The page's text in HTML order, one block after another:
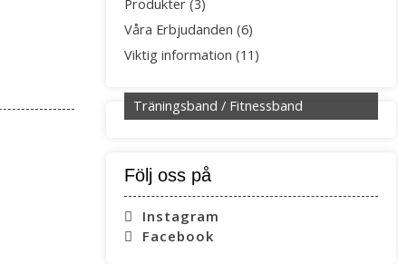
Produkter (3)
Våra Erbjudanden (6)
Viktig information (11)
Träningsband / Fitnessband
Följ oss på
Instagram
Facebook